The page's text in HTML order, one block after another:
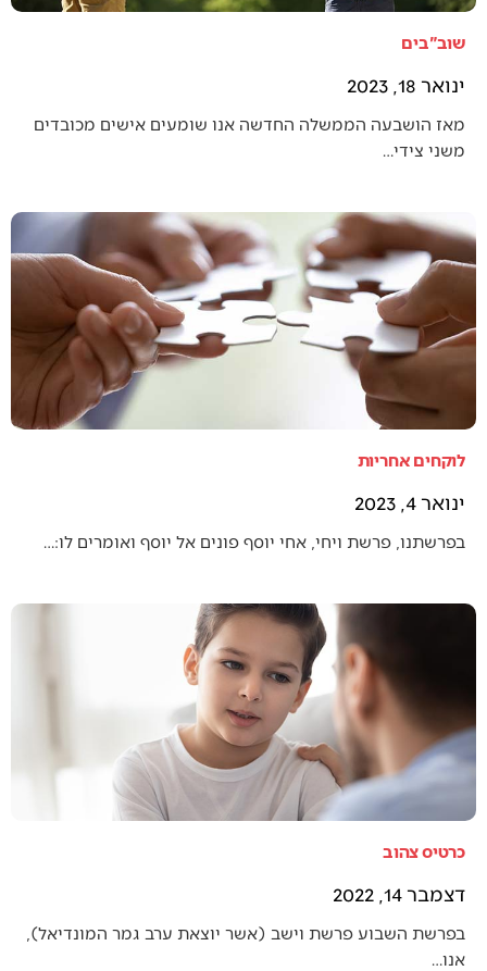
שוב"בים
ינואר 18, 2023
מאז הושבעה הממשלה החדשה אנו שומעים אישים מכובדים
משני צידי…
לוקחים אחריות
ינואר 4, 2023
בפרשתנו, פרשת ויחי, אחי יוסף פונים אל יוסף ואומרים לו:…
כרטיס צהוב
דצמבר 14, 2022
בפרשת השבוע פרשת וישב (אשר יוצאת ערב גמר המונדיאל),
אנו…